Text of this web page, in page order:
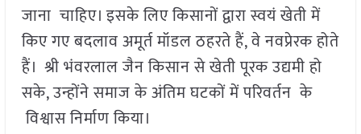
जाना चाहिए। इसके लिए किसानों द्वारा स्वयं खेती में
किए गए बदलाव अमूर्त मॉडल ठहरते हैं, वे नवप्रेरक होते
हैं। श्री भंवरलाल जैन किसान से खेती पूरक उद्यमी हो
सके, उन्होंने समाज के अंतिम घटकों में परिवर्तन के
विश्वास निर्माण किया।